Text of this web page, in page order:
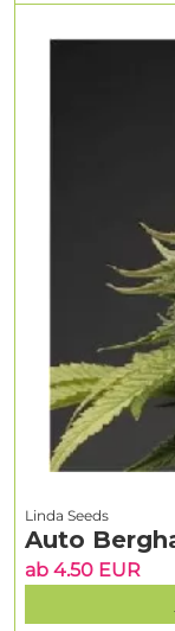
Linda Seeds
Auto
ab 4.50 EUR